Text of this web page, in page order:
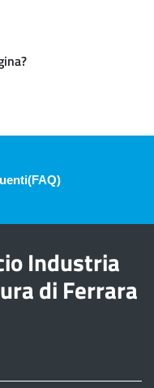
Industria
di Ferrara